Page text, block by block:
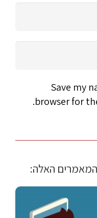
Save my
browser for
האלה: